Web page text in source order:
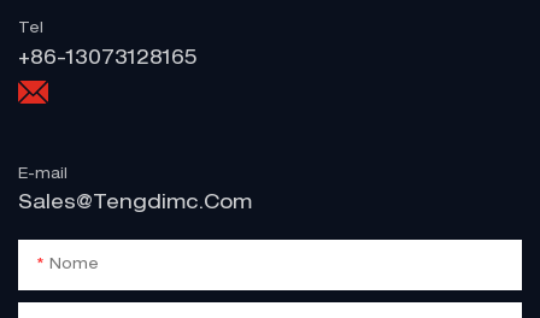
Tel
+86-13073128165
E-mail
Sales@tengdimc.com
Nome